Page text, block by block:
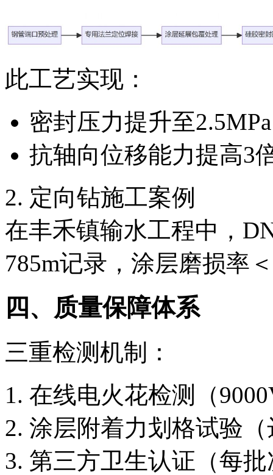
此工艺实现：
密封压力提升至
抗轴向位移能力提高3
2. 定向钻施工案例
在丰禾镇输水工程中，
785m记录，涂层磨损率
四、质量保障体系
三重检测机制：
在线电火花检测（
涂层附着力划格试验
第三方卫生认证（每